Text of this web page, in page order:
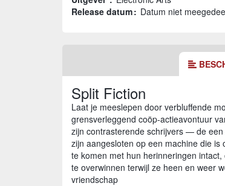
Release datum : Datum niet
Split Fiction
Laat je meeslepen door verbluffende
grensverleggend coöp-actieavontuur
zijn contrasterende schrijvers — de
zijn aangesloten op een machine die
te komen met hun herinneringen
te overwinnen terwijl ze heen en weer
vriendschap